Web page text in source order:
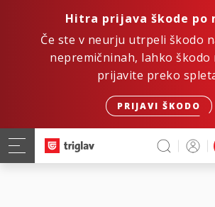
Hitra prijava škode po
Če ste v neurju utrpeli škodo
nepremičninah, lahko škodo
prijavite preko
PRIJAVI ŠKODO